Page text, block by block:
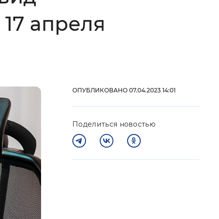
фон
Закрыть
апреля
ОПУБЛИКОВАНО 07.04.2023 14:01
Поделиться новостью